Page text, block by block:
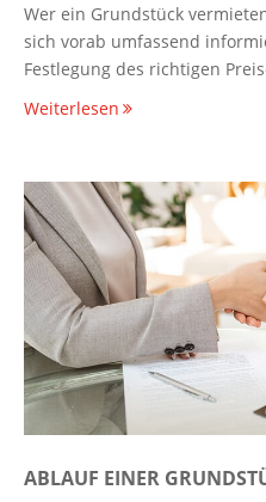
Wer ein Grundstück
sich vorab umfassend
Festlegung des richtigen
Weiterlesen
ABLAUF EINER